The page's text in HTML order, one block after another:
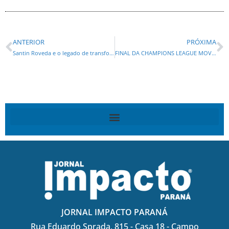
ANTERIOR
Santin Roveda e o legado de transformação no Detran-PR
PRÓXIMA
FINAL DA CHAMPIONS LEAGUE MOVIMENTA BARES E RESTAURANTES EM CURITIBA E PRINCIPAIS CIDADES DO PARANÁ
JORNAL IMPACTO PARANÁ
Rua Eduardo Sprada, 815 - Casa 18 - Campo